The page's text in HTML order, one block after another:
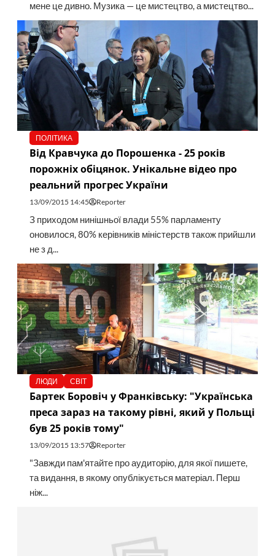
мене це дивно. Музика — це мистецтво, а мистецтво...
ПОЛІТИКА
Від Кравчука до Порошенка - 25 років
порожніх обіцянок. Унікальне відео про
реальний прогрес України
13/09/2015 14:45 Reporter
З приходом нинішньої влади 55% парламенту
оновилося, 80% керівників міністерств також прийшли
не з д...
ЛЮДИ СВІТ
Бартек Боровіч у Франківську: "Українська
преса зараз на такому рівні, який у Польщі
був 25 років тому"
13/09/2015 13:57 Reporter
"Завжди пам'ятайте про аудиторію, для якої пишете,
та видання, в якому опублікується матеріал. Перш
ніж...